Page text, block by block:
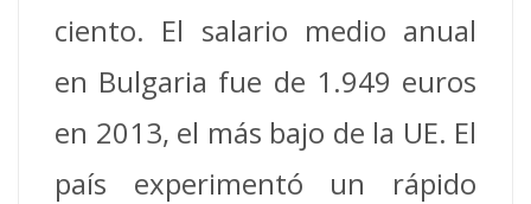
ciento. El salario medio anual
en Bulgaria fue de 1.949 euros
en 2013, el más bajo de la UE. El
país experimentó un rápido